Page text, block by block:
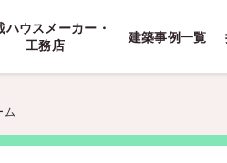
ハウスメーカー・
工務店
建築事例一覧
ム